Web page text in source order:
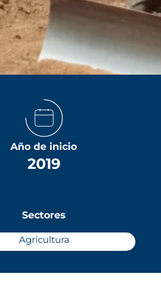
Año de inicio
2019
Sectores
Agricultura